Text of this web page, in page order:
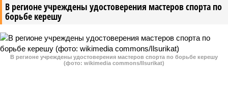
В регионе учреждены удостоверения мастеров спорта по
борьбе керешу
В регионе учреждены удостоверения мастеров спорта по борьбе керешу
(фото: wikimedia commons/Ilsurikat)